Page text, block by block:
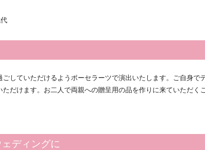
していただけるようポーセラーツで演出いたします。ご自身で
だけます。お二人で両親への贈呈用の品を作りに来ていただく
ディングに